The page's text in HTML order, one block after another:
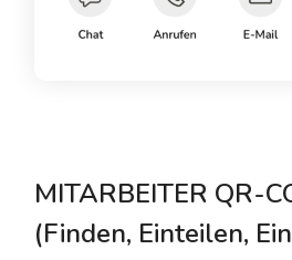
MITARBEITER QR-
(Finden, Einteilen,